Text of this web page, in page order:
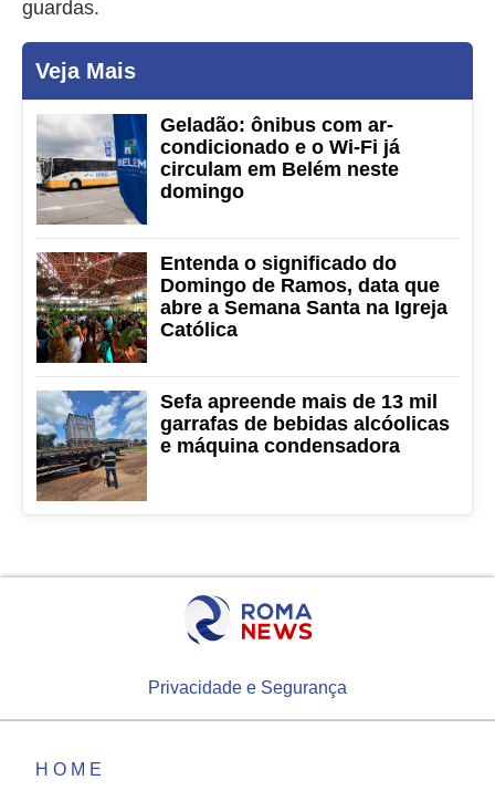
guardas.
Veja Mais
Geladão: ônibus com ar-
condicionado e o Wi-Fi já
circulam em Belém neste
domingo
Entenda o significado do
Domingo de Ramos, data que
abre a Semana Santa na Igreja
Católica
Sefa apreende mais de 13 mil
garrafas de bebidas alcóolicas
e máquina condensadora
Privacidade e Segurança
HOME